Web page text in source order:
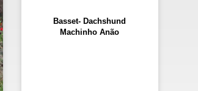
Basset- Dachshund
Machinho Anão